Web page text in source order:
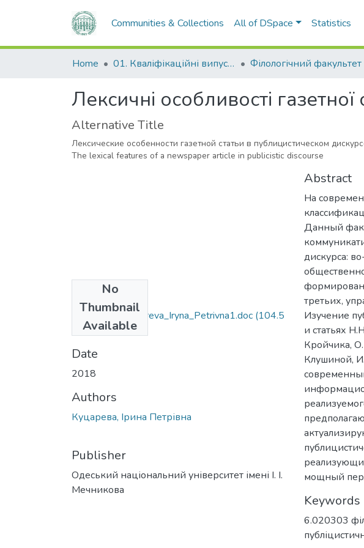
Communities & Collections All of DSpace Statistics
Home 01. Кваліфікаційні випускні роботи здобувачів вищої освіти Філологічний факультет
Лексичні особливості
Alternative Title
Лексические особенности газетной статьи в публицистическом
The lexical features of a newspaper article in publicistic discourse
No
Thumbnail
Available
6.020303_Kutsareva_Iryna_Petrivna1.doc (104.5
KB)
Date
2018
Authors
Куцарева, Ірина Петрівна
Publisher
Одеський національний університет імені І. І.
Мечникова
Abstract
На
Данный
дискурса:
третьих,
Изучение
и статьях
Кройчика,
Клушиной,
мощный
Keywords
6.020303